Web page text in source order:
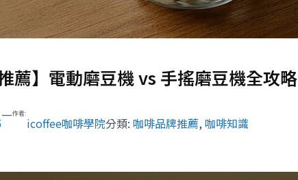
薦】電動磨豆機 vs 手搖磨豆機全攻略
—作者:
icoffee咖啡學院分類: 咖啡品牌推薦, 咖啡知識